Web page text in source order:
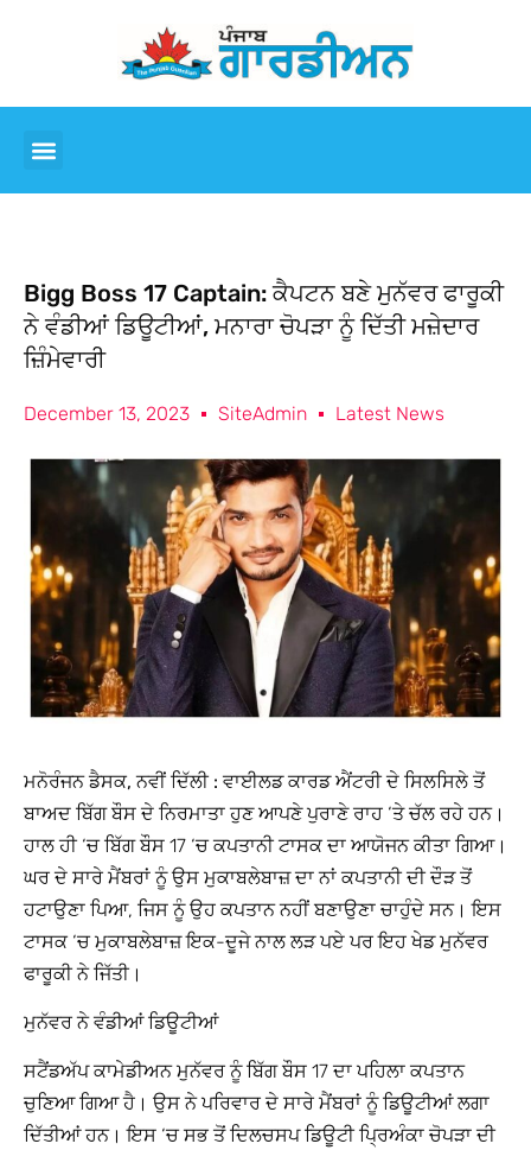
Bigg Boss 17 Captain: ਕੈਪਟਨ ਬਣੇ ਮੁਨੱਵਰ ਫਾਰੂਕੀ
ਨੇ ਵੰਡੀਆਂ ਡਿਊਟੀਆਂ, ਮਨਾਰਾ ਚੋਪੜਾ ਨੂੰ ਦਿੱਤੀ ਮਜ਼ੇਦਾਰ
ਜ਼ਿੰਮੇਵਾਰੀ
December 13, 2023 SiteAdmin Latest News
ਮਨੋਰੰਜਨ ਡੈਸਕ, ਨਵੀਂ ਦਿੱਲੀ : ਵਾਈਲਡ ਕਾਰਡ ਐਂਟਰੀ ਦੇ ਸਿਲਸਿਲੇ ਤੋਂ
ਬਾਅਦ ਬਿੱਗ ਬੌਸ ਦੇ ਨਿਰਮਾਤਾ ਹੁਣ ਆਪਣੇ ਪੁਰਾਣੇ ਰਾਹ ‘ਤੇ ਚੱਲ ਰਹੇ ਹਨ।
ਹਾਲ ਹੀ ‘ਚ ਬਿੱਗ ਬੌਸ 17 ‘ਚ ਕਪਤਾਨੀ ਟਾਸਕ ਦਾ ਆਯੋਜਨ ਕੀਤਾ ਗਿਆ।
ਘਰ ਦੇ ਸਾਰੇ ਮੈਂਬਰਾਂ ਨੂੰ ਉਸ ਮੁਕਾਬਲੇਬਾਜ਼ ਦਾ ਨਾਂ ਕਪਤਾਨੀ ਦੀ ਦੌੜ ਤੋਂ
ਹਟਾਉਣਾ ਪਿਆ, ਜਿਸ ਨੂੰ ਉਹ ਕਪਤਾਨ ਨਹੀਂ ਬਣਾਉਣਾ ਚਾਹੁੰਦੇ ਸਨ। ਇਸ
ਟਾਸਕ ‘ਚ ਮੁਕਾਬਲੇਬਾਜ਼ ਇਕ-ਦੂਜੇ ਨਾਲ ਲੜ ਪਏ ਪਰ ਇਹ ਖੇਡ ਮੁਨੱਵਰ
ਫਾਰੂਕੀ ਨੇ ਜਿੱਤੀ।
ਮੁਨੱਵਰ ਨੇ ਵੰਡੀਆਂ ਡਿਊਟੀਆਂ
ਸਟੈਂਡਅੱਪ ਕਾਮੇਡੀਅਨ ਮੁਨੱਵਰ ਨੂੰ ਬਿੱਗ ਬੌਸ 17 ਦਾ ਪਹਿਲਾ ਕਪਤਾਨ
ਚੁਣਿਆ ਗਿਆ ਹੈ। ਉਸ ਨੇ ਪਰਿਵਾਰ ਦੇ ਸਾਰੇ ਮੈਂਬਰਾਂ ਨੂੰ ਡਿਊਟੀਆਂ ਲਗਾ
ਦਿੱਤੀਆਂ ਹਨ। ਇਸ ‘ਚ ਸਭ ਤੋਂ ਦਿਲਚਸਪ ਡਿਊਟੀ ਪ੍ਰਿਅੰਕਾ ਚੋਪੜਾ ਦੀ